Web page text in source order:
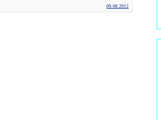
09.08.2012